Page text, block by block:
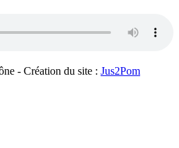
- Création du site : Jus2Pom